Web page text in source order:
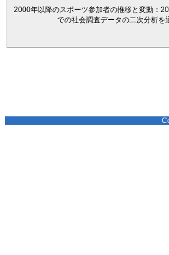
2000年以降のスポーツ参加者の推移と変動：
での社会調査データの二次分析を